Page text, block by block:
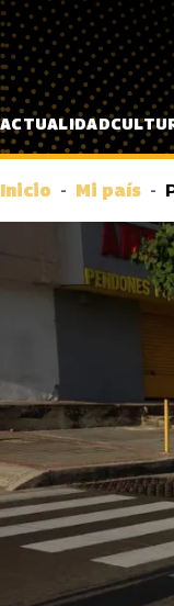
Pasar al contenido
ACTUALIDAD
Inicio Mi país